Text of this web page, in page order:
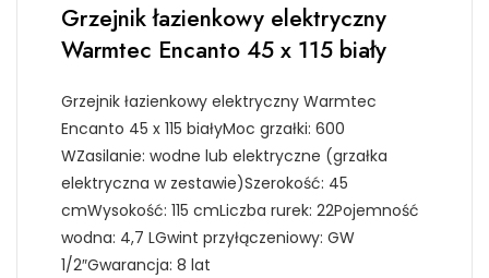
Grzejnik łazienkowy elektryczny
Warmtec Encanto 45 x 115 biały
Grzejnik łazienkowy elektryczny Warmtec
Encanto 45 x 115 białyMoc grzałki: 600
WZasilanie: wodne lub elektryczne (grzałka
elektryczna w zestawie)Szerokość: 45
cmWysokość: 115 cmLiczba rurek: 22Pojemność
wodna: 4,7 LGwint przyłączeniowy: GW
1/2″Gwarancja: 8 lat